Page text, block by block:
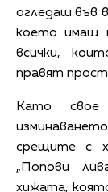
огледаш във
което имаш
всички,
правят
Като свое
срещите с
„Попови
хижата,